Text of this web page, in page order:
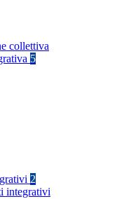
collettiva
5
2
integrativi